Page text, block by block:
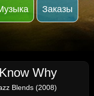
Заказы
Why
Blends (2008)